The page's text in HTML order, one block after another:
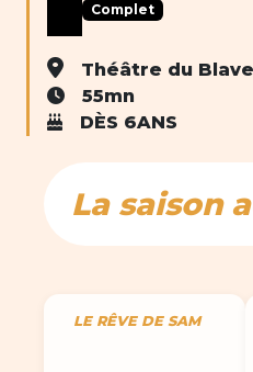
Complet
Théâtre du
55mn
DÈS 6ANS
La saison
LE RÊVE DE SAM